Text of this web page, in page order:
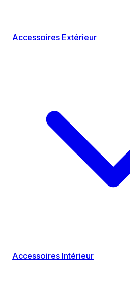
Accessoires Extérieur
Accessoires Intérieur